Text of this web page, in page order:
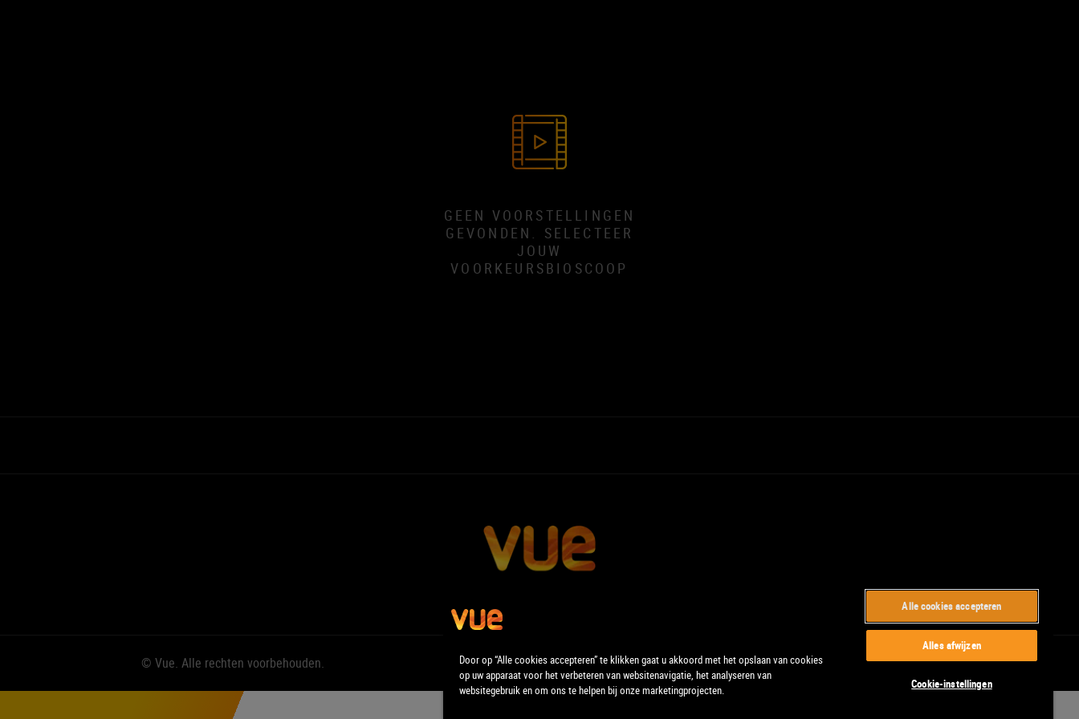
GEEN VOORSTELLINGEN
GEVONDEN. SELECTEER
JOUW
VOORKEURSBIOSCOOP
© Vue. Alle rechten voorbehouden.
Door op “Alle cookies accepteren” te klikken gaat u akkoord met het opslaan van cookies
op uw apparaat voor het verbeteren van websitenavigatie, het analyseren van
websitegebruik en om ons te helpen bij onze marketingprojecten.
Alle cookies accepteren
Alles afwijzen
Cookie-instellingen